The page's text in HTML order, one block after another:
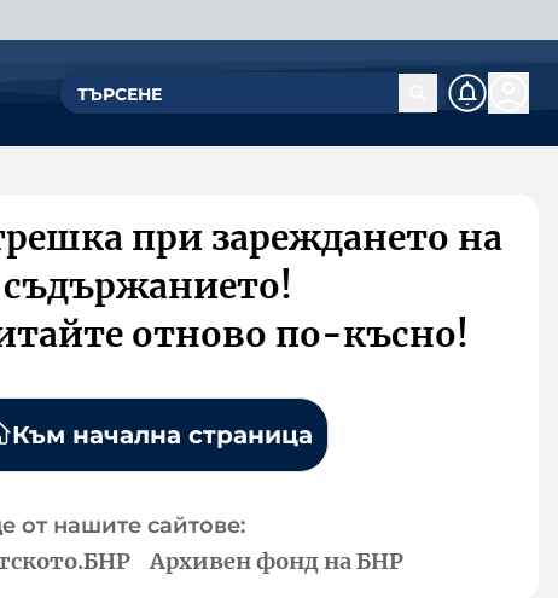
при зареждането на
съдържанието!
отново по-късно!
Към начална страница
от нашите сайтове:
Архивен фонд на БНР